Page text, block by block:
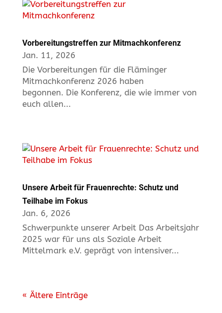
Vorbereitungstreffen zur Mitmachkonferenz
Jan. 11, 2026
Die Vorbereitungen für die Fläminger
Mitmachkonferenz 2026 haben
begonnen. Die Konferenz, die wie immer von
euch allen...
Unsere Arbeit für Frauenrechte: Schutz und
Teilhabe im Fokus
Jan. 6, 2026
Schwerpunkte unserer Arbeit Das Arbeitsjahr
2025 war für uns als Soziale Arbeit
Mittelmark e.V. geprägt von intensiver...
« Ältere Einträge